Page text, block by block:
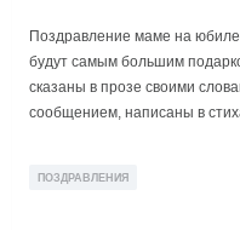
Поздравление маме на
будут самым большим
сказаны в прозе своими
сообщением, написаны в
ПОЗДРАВЛЕНИЯ